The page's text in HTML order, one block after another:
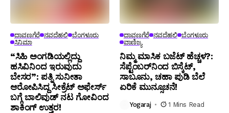
ದಾವಣಗೆರೆ ನವದೆಹಲಿ ಬೆಂಗಳೂರು
ಸಿನಿಮಾ
“ಸಿಹಿ ಅಂಗಡಿಯಲ್ಲಿದ್ದು
ಹಸಿವಿನಿಂದ ಇರುವುದು
ಬೇಸರ”: ಪತ್ನಿ ಸುನೀತಾ
ಆರೋಪಿಸಿದ್ದ ಸೀಕ್ರೆಟ್ ಅಫೇರ್ಸ್
ಬಗ್ಗೆ ಬಾಲಿವುಡ್ ನಟ ಗೋವಿಂದ
ಶಾಕಿಂಗ್ ಉತ್ತರ!
ದಾವಣಗೆರೆ ನವದೆಹಲಿ ಬೆಂಗಳೂರು
ವಾಣಿಜ್ಯ
ನಿಮ್ಮ ಮಾಸಿಕ ಬಜೆಟ್ ಹೆಚ್ಚಳ?:
ಸೆಪ್ಟೆಂಬರ್‌ನಿಂದ ಬಿಸ್ಕೆಟ್,
ಸಾಬೂನು, ಚಹಾ ಪುಡಿ ಬೆಲೆ
ಏರಿಕೆ ಮುನ್ಸೂಚನೆ!
Yogaraj 1 Mins Read